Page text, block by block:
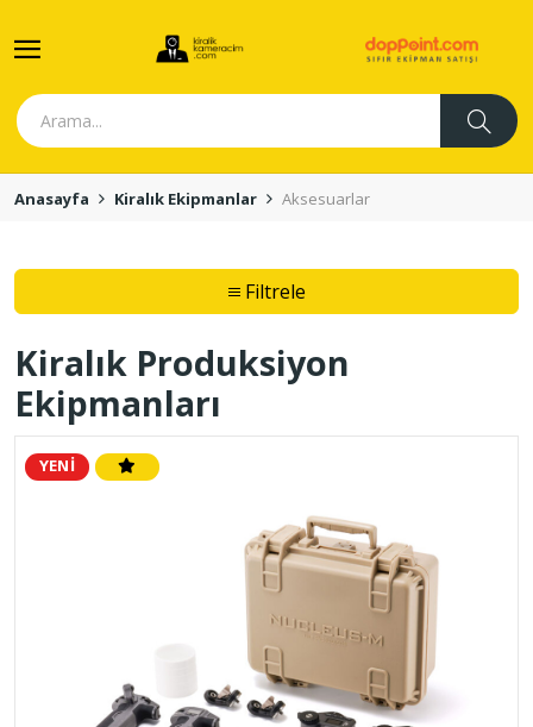
Anasayfa Kiralık Ekipmanlar Aksesuarlar
Kiralık Produksiyon
Ekipmanları
YENİ
Filtrele